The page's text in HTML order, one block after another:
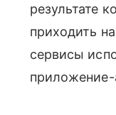
результате
приходить
сервисы
приложение-